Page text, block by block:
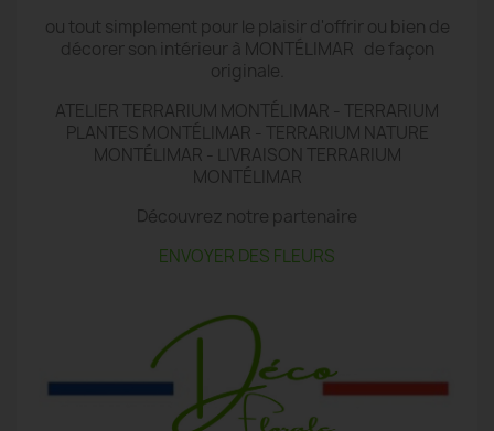
ou tout simplement pour le plaisir d'offrir ou bien de
décorer son intérieur à MONTÉLIMAR de façon
originale.
ATELIER TERRARIUM MONTÉLIMAR - TERRARIUM
PLANTES MONTÉLIMAR - TERRARIUM NATURE
MONTÉLIMAR - LIVRAISON TERRARIUM
MONTÉLIMAR
Découvrez notre partenaire
ENVOYER DES FLEURS